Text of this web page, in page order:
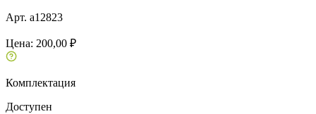
Арт. a12823
Цена: 200,00 ₽
Комплектация
Доступен